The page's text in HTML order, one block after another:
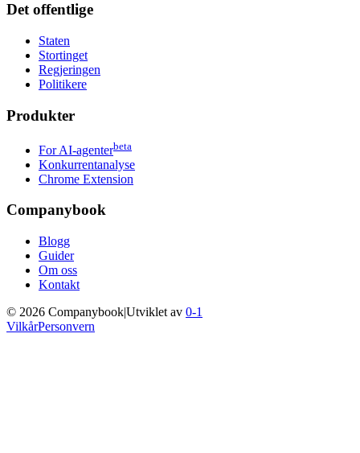
Det offentlige
Staten
Stortinget
Regjeringen
Politikere
Produkter
For AI-agenterbeta
Konkurrentanalyse
Chrome Extension
Companybook
Blogg
Guider
Om oss
Kontakt
© 2026 Companybook|Utviklet av 0-1
VilkårPersonvern